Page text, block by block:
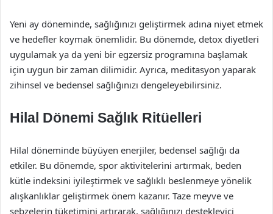
Yeni ay döneminde, sağlığınızı geliştirmek adına niyet etmek
ve hedefler koymak önemlidir. Bu dönemde, detox diyetleri
uygulamak ya da yeni bir egzersiz programına başlamak
için uygun bir zaman dilimidir. Ayrıca, meditasyon yaparak
zihinsel ve bedensel sağlığınızı dengeleyebilirsiniz.
Hilal Dönemi Sağlık Ritüelleri
Hilal döneminde büyüyen enerjiler, bedensel sağlığı da
etkiler. Bu dönemde, spor aktivitelerini artırmak, beden
kütle indeksini iyileştirmek ve sağlıklı beslenmeye yönelik
alışkanlıklar geliştirmek önem kazanır. Taze meyve ve
sebzelerin tüketimini artırarak, sağlığınızı destekleyici